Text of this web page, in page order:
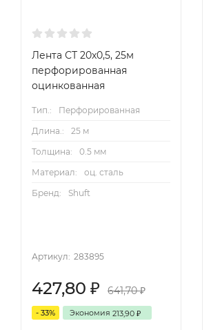
Лента СТ 20x0,5, 25м
перфорированная
оцинкованная
Тип.:
Перфорированная
Длина.:
25 м
Толщина:
0.5 мм
Материал:
оц. сталь
Бренд:
Shuft
Артикул: 283895
427,80 ₽ 641,70₽
- 33% Экономия 213,90 ₽